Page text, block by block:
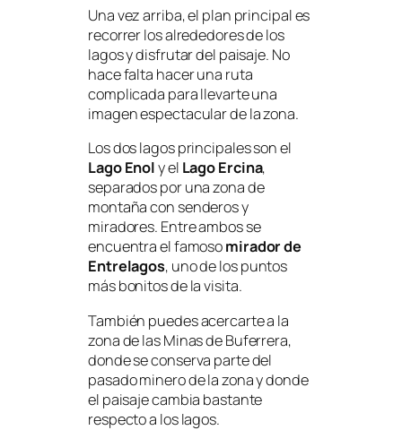
Una vez arriba, el plan principal es
recorrer los alrededores de los
lagos y disfrutar del paisaje. No
hace falta hacer una ruta
complicada para llevarte una
imagen espectacular de la zona.
Los dos lagos principales son el
Lago Enoly el Lago Ercina,
separados por una zona de
montaña con senderos y
miradores. Entre ambos se
encuentra el famosomirador de
Entrelagos, uno de los puntos
más bonitos de la visita.
También puedes acercarte a la
zona de las Minas de Buferrera,
donde se conserva parte del
pasado minero de la zona y donde
el paisaje cambia bastante
respecto a los lagos.